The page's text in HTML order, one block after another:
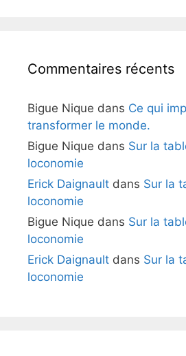
Commentaires récents
Bigue Nique dans Ce qui
transformer le monde.
Bigue Nique dans Sur la
loconomie
Erick Daignault dans Sur la
loconomie
Bigue Nique dans Sur la
loconomie
Erick Daignault dans Sur la
loconomie